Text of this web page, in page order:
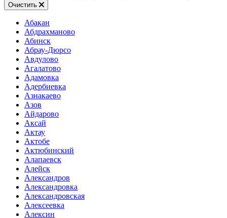
Очистить
Абакан
Абдрахманово
Абинск
Абрау-Дюрсо
Авдулово
Агалатово
Адамовка
Адербиевка
Азнакаево
Азов
Айдарово
Аксай
Актау
Актобе
Актюбинский
Алапаевск
Алейск
Александров
Александровка
Александровская
Алексеевка
Алексин